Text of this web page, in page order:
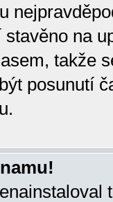
na
takže
posunutí